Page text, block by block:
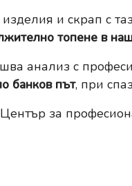
и скрап с
топене в
анализ с
банков път, при
за